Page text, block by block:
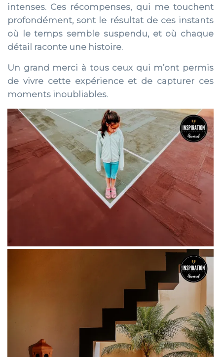
intenses. Ces récompenses, qui me touchent
profondément, sont le résultat de ces instants
où le temps semble suspendu, et où chaque
détail raconte une histoire.
Un grand merci à tous ceux qui m’ont permis
de vivre cette expérience et de capturer ces
moments inoubliables.